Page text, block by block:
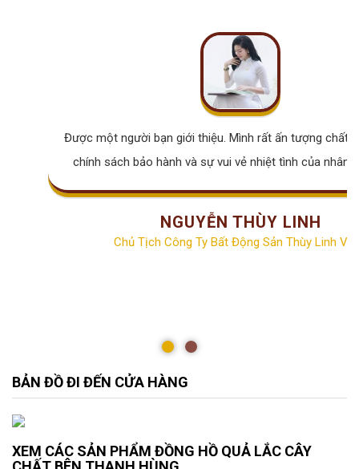
Được một người bạn giới thiệu. Mình rất ấn tượng chất
chính sách bảo hành và sự vui vẻ nhiệt tình của nhân
NGUYỄN THÙY LINH
Chủ Tịch Công Ty Bất Động Sản Thùy Linh
BẢN ĐỒ ĐI ĐẾN CỬA HÀNG
XEM CÁC SẢN PHẨM ĐỒNG HỒ QUẢ LẮC CÂY